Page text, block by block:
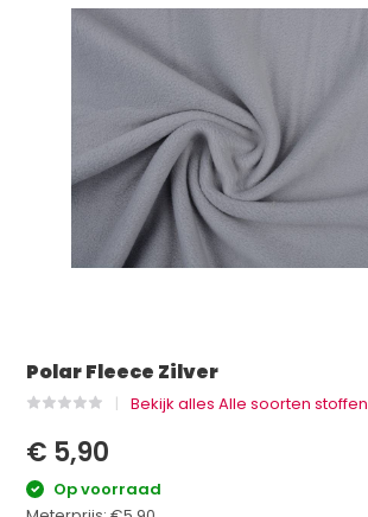
Polar Fleece Zilver
Bekijk alles Alle soorten stoffen
€ 5,90
Op voorraad